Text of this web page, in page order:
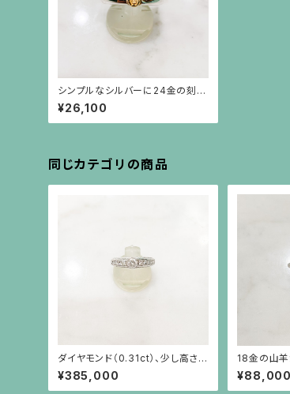
シンプルなシルバーに24金の刻印
のリング
¥26,100
同じカテゴリの商品
ダイヤモンド（0.31ct）、少し高さの
あるプラチナ台リング
¥385,000
18金の山
バーリング
¥88,000